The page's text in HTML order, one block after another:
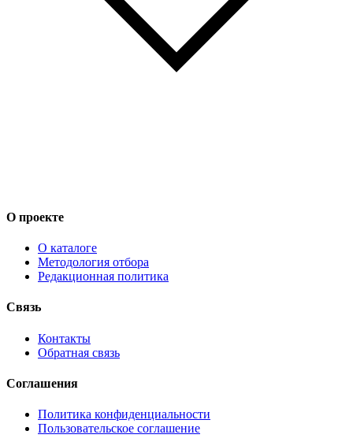
О проекте
О каталоге
Методология отбора
Редакционная политика
Связь
Контакты
Обратная связь
Соглашения
Политика конфиденциальности
Пользовательское соглашение